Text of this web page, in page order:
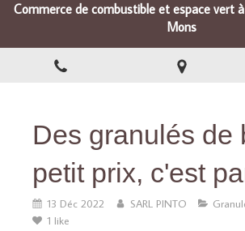
Commerce de combustible et espace vert
Mons
Des granulés de
petit prix, c'est
13 Déc 2022 SARL PINTO
1 like